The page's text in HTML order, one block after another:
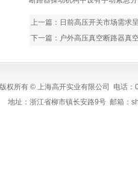
上一篇： 日前高压开关市场需求
下一篇： 户外高压真空断路器真
版权所有 © 上海高开实业有限公司 电话
地址：浙江省柳市镇长安路9号 邮箱：